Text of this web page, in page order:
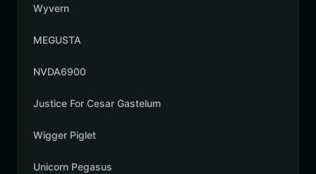
Wyvern
MEGUSTA
NVDA6900
Justice For Cesar Gastelum
Wigger Piglet
Unicorn Pegasus